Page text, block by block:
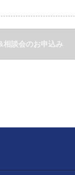
相談会のお申込み